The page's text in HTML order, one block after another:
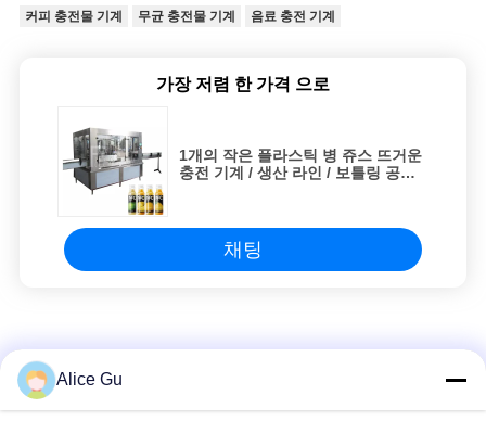
커피 충전물 기계 무균 충전물 기계 음료 충전 기계
가장 저렴 한 가격 으로
1개의 작은 플라스틱 병 쥬스 뜨거운
충전 기계 / 생산 라인 / 보틀링 공장
채팅
Alice Gu